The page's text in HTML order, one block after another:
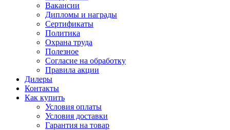
Вакансии
Дипломы и награды
Сертификаты
Политика
Охрана труда
Полезное
Согласие на обработку
Правила акции
Дилеры
Контакты
Как купить
Условия оплаты
Условия доставки
Гарантия на товар